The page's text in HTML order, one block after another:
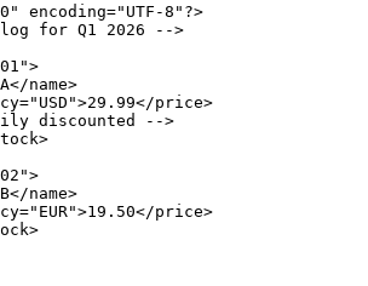
encoding="UTF-8"?>
for Q1 2026 -->
name>
price>
discounted -->
name>
price>